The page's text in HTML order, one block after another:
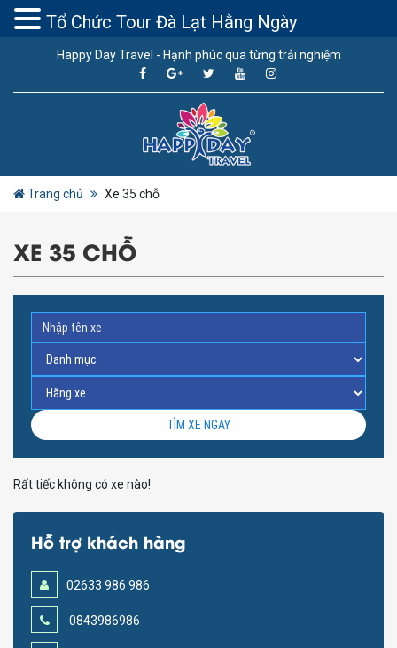
Happy Day Travel - Hạnh phúc qua từng trải nghiệm
Trang chủ Xe 35 chỗ
XE 35 CHỖ
TÌM XE NGAY
Rất tiếc không có xe nào!
Hỗ trợ khách hàng
02633 986 986
0843986986
Tổ Chức Tour Đà Lạt Hằng Ngày